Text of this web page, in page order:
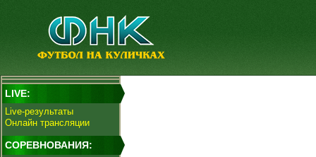
LIVE:
Live-результаты
Онлайн трансляции
СОРЕВНОВАНИЯ: